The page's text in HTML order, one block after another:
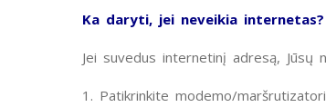
Ka daryti, jei neveikia internetas?
Jei suvedus internetinį adresą, Jūsų
1. Patikrinkite modemo/